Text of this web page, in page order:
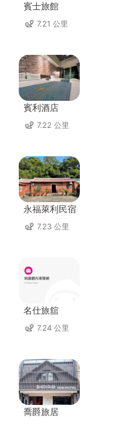
賓士旅館
7.21 公里
賓利酒店
7.22 公里
永福萊利民宿
7.23 公里
名仕旅舘
7.24 公里
喬爵旅居